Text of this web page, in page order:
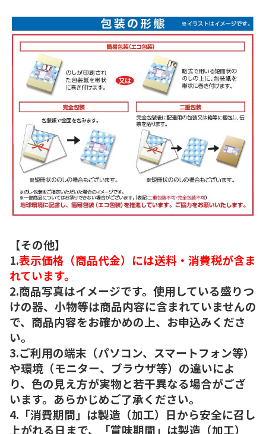
【その他】
1.表示価格（商品代金）には送料・消費税が含ま
れています。
2.商品写真はイメージです。使用している盛りつ
けの器、小物等は商品内容に含まれていませんの
で、商品内容をお確かめの上、お申込みくださ
い。
3.ご利用の端末（パソコン、スマートフォン等）
や環境（モニター、ブラウザ等）の違いによ
り、色の見え方が実物と若干異なる場合がござ
います。あらかじめご了承ください。
4.「消費期間」は製造（加工）日から安全に召し
上がれる日まで、「賞味期間」は製造（加工）